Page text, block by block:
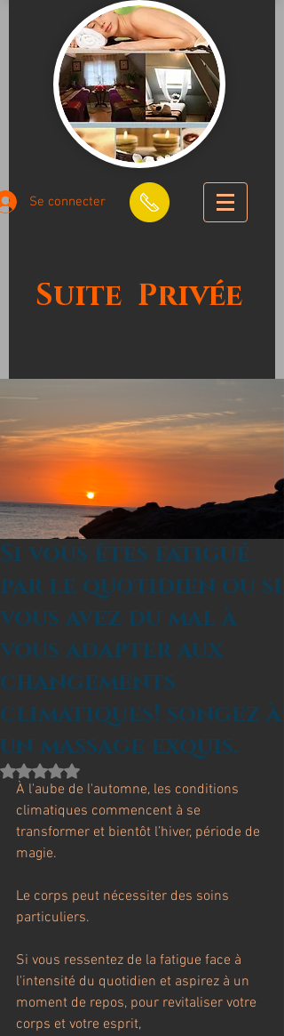
Se connecter
Suite Privée
Si vous êtes fatigué
par le quotidien ou si
vous avez du mal à
vous adapter aux
changements
climatiques! songez à
un massage exquis.
Noté NaN étoiles sur 5.
À l'aube de l'automne, les conditions
climatiques commencent à se
transformer et bientôt l’hiver, période de
magie.
Le corps peut nécessiter des soins
particuliers.
Si vous ressentez de la fatigue face à
l'intensité du quotidien et aspirez à un
moment de repos, pour revitaliser votre
corps et votre esprit,